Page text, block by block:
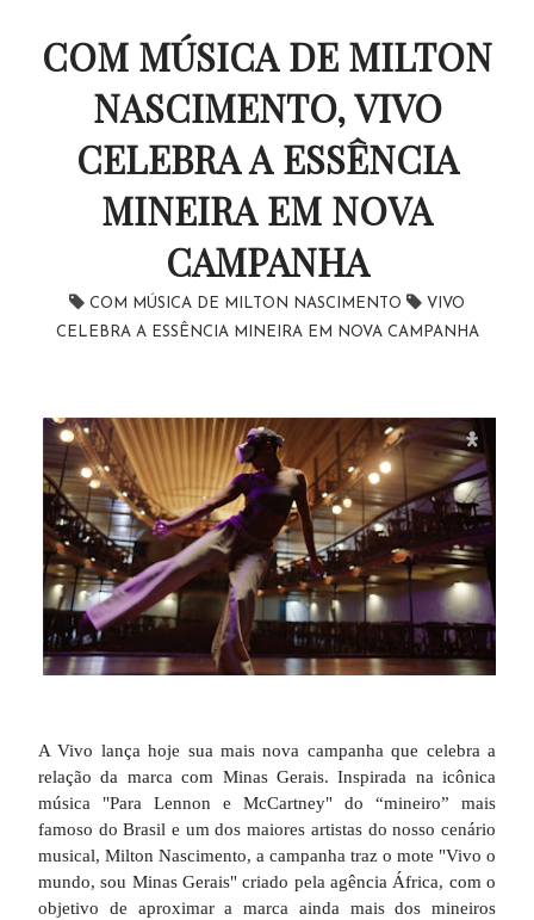
COM MÚSICA DE MILTON
NASCIMENTO, VIVO
CELEBRA A ESSÊNCIA
MINEIRA EM NOVA
CAMPANHA
COM MÚSICA DE MILTON NASCIMENTO
VIVO
CELEBRA A ESSÊNCIA MINEIRA EM NOVA CAMPANHA
A Vivo lança hoje sua mais nova campanha que celebra a
relação da marca com Minas Gerais. Inspirada na icônica
música "Para Lennon e McCartney" do “mineiro” mais
famoso do Brasil e um dos maiores artistas do nosso cenário
musical, Milton Nascimento, a campanha traz o mote "Vivo o
mundo, sou Minas Gerais" criado pela agência África, com o
objetivo de aproximar a marca ainda mais dos mineiros